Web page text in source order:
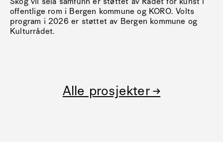
Skog vil seia samfunn er støttet av Rådet for kunst i
offentlige rom i Bergen kommune og KORO. Volts
program i 2026 er støttet av Bergen kommune og
Kulturrådet.
Alle prosjekter →